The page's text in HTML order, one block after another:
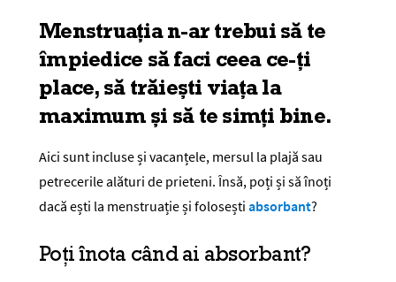
Menstruația n-ar trebui să te
împiedice să faci ceea ce-ți
place, să trăiești viața la
maximum și să te simți bine.
Aici sunt incluse și vacanțele, mersul la plajă sau
petrecerile alături de prieteni. Însă, poți și să înoți
dacă ești la menstruație și folosești absorbant?
Poți înota când ai absorbant?